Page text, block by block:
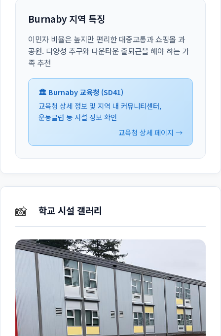
Burnaby 지역 특징
이민자 비율은 높지만 편리한 대중교통과 쇼핑몰 과
공원. 다양성 추구와 다운타운 출퇴근을 해야 햐는 가
족 추천
🏛️ Burnaby 교육청 (SD41)
교육청 상세 정보 및 지역 내 커뮤니티센터,
운동클럽 등 시설 정보 확인
교육청 상세 페이지 →
📸 학교 시설 갤러리